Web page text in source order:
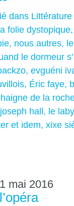
dans Littérature
folie dystopique,
, nous autres,
le dormeur
, evguéni
, Éric faye,
de la
joseph hall , le
et idem, xixe
mai 2016